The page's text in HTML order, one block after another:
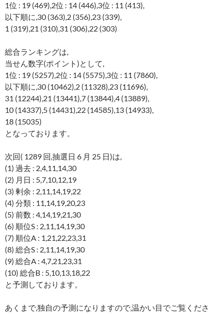
1位 : 19 (469),2位 : 14 (446),3位 : 11 (413),
以下順に,30 (363),2 (356),23 (339),
1 (319),21 (310),31 (306),22 (303)
総合ランキングは,
当せん数字(ポイント)として,
1位 : 19 (5257),2位 : 14 (5575),3位 : 11 (7860),
以下順に,30 (10462),2 (11328),23 (11696),
31 (12244),21 (13441),7 (13844),4 (13889),
10 (14337),5 (14431),22 (14585),13 (14933),
18 (15035)
となっております。
次回( 1289 回,抽選日 6 月 25 日)は,
(1) 過去 : 2,4,11,14,30
(2) 月日 : 5,7,10,12,19
(3) 剰余 : 2,11,14,19,22
(4) 分類 : 11,14,19,20,23
(5) 前数 : 4,14,19,21,30
(6) 順位S : 2,11,14,19,30
(7) 順位A : 1,21,22,23,31
(8) 総合S : 2,11,14,19,30
(9) 総合A : 4,7,21,23,31
(10) 総合B : 5,10,13,18,22
と予測しております。
あくまで,独自の予測になりますので,温かい目でご覧くださ